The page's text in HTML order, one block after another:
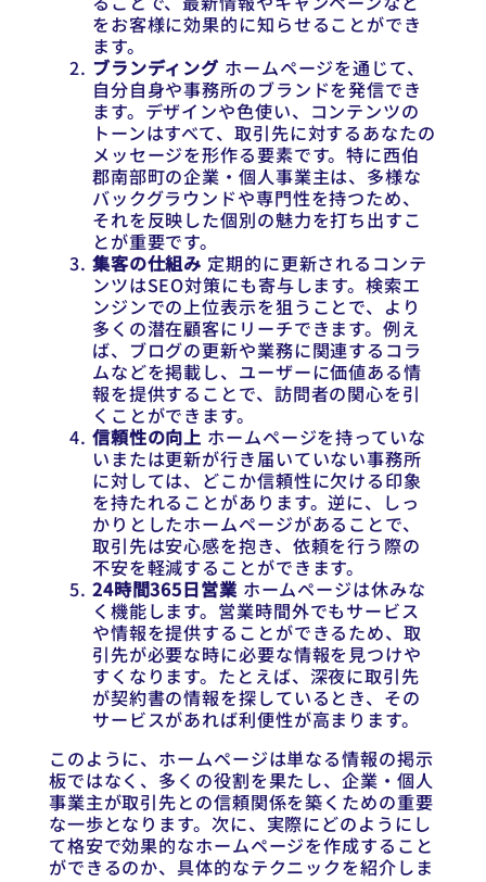
をお客様に効果的に知らせることができ
ます。
ブランディング ホームページを通じて、
自分自身や事務所のブランドを発信でき
ます。デザインや色使い、コンテンツの
トーンはすべて、取引先に対するあなたの
メッセージを形作る要素です。特に西伯
郡南部町の企業・個人事業主は、多様な
バックグラウンドや専門性を持つため、
それを反映した個別の魅力を打ち出すこ
とが重要です。
集客の仕組み 定期的に更新されるコンテ
ンツはSEO対策にも寄与します。検索エ
ンジンでの上位表示を狙うことで、より
多くの潜在顧客にリーチできます。例え
ば、ブログの更新や業務に関連するコラ
ムなどを掲載し、ユーザーに価値ある情
報を提供することで、訪問者の関心を引
くことができます。
信頼性の向上 ホームページを持っていな
いまたは更新が行き届いていない事務所
に対しては、どこか信頼性に欠ける印象
を持たれることがあります。逆に、しっ
かりとしたホームページがあることで、
取引先は安心感を抱き、依頼を行う際の
不安を軽減することができます。
24時間365日営業ホームページは休みな
く機能します。営業時間外でもサービス
や情報を提供することができるため、取
引先が必要な時に必要な情報を見つけや
すくなります。たとえば、深夜に取引先
が契約書の情報を探しているとき、その
サービスがあれば利便性が高まります。
このように、ホームページは単なる情報の掲示
板ではなく、多くの役割を果たし、企業・個人
事業主が取引先との信頼関係を築くための重要
な一歩となります。次に、実際にどのようにし
て格安で効果的なホームページを作成すること
ができるのか、具体的なテクニックを紹介しま